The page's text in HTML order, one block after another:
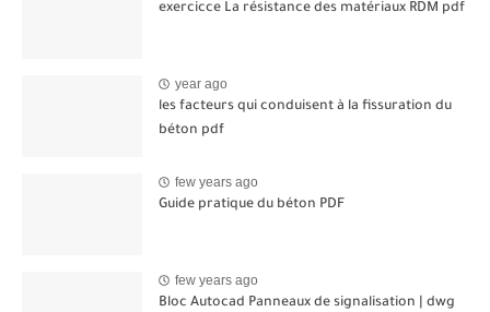
exercicce La résistance des matériaux RDM pdf
year ago
les facteurs qui conduisent à la fissuration du
béton pdf
few years ago
Guide pratique du béton PDF
few years ago
Bloc Autocad Panneaux de signalisation | dwg